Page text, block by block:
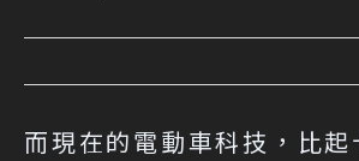
而現在的電動車科技，比